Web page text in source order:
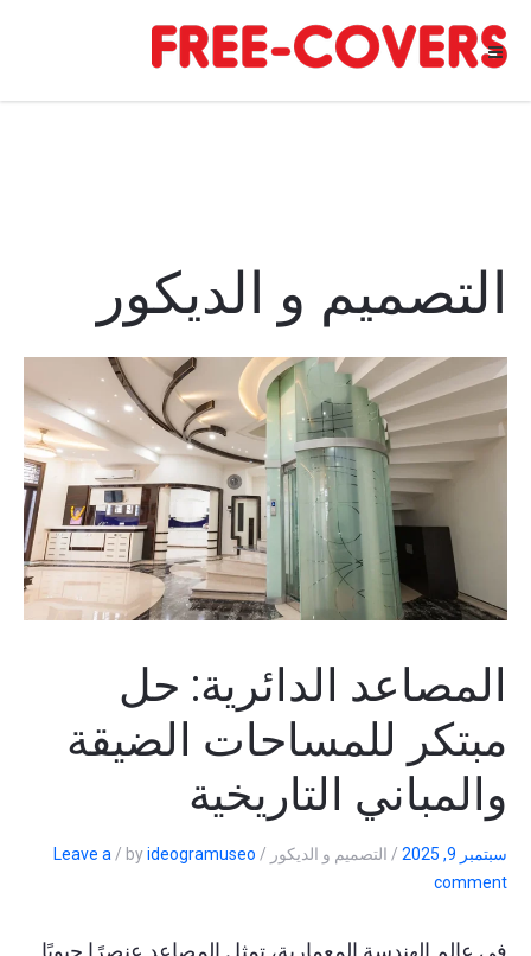
content
التصميم و الديكور
المصاعد الدائرية: حل
مبتكر للمساحات الضيقة
والمباني التاريخية
سبتمبر 9, 2025 / التصميم و الديكور /
byideogramuseo
/
Leave a
comment